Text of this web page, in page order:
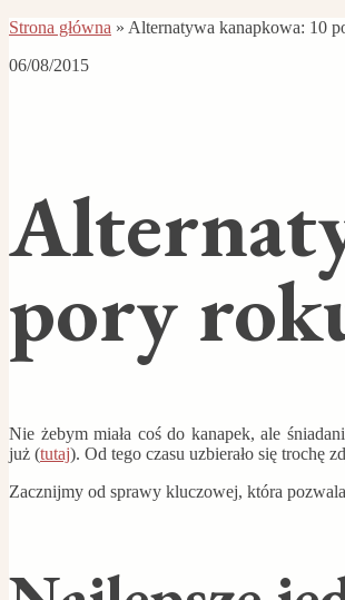
Strona główna » Alternatywa kanapkowa: 10
06/08/2015
pory
Nie żebym miała coś do kanapek, ale
już (tutaj). Od tego czasu uzbierało się trochę
Zacznijmy od sprawy kluczowej, która